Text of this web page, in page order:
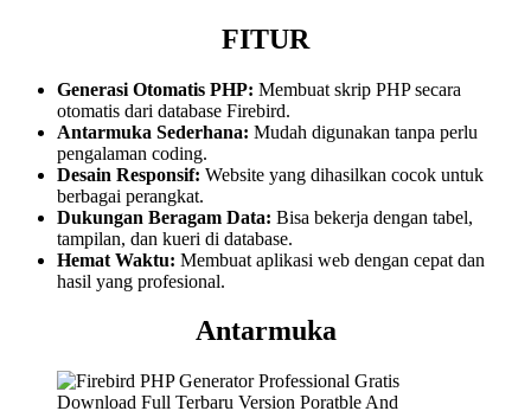
FITUR
Generasi Otomatis PHP: Membuat skrip PHP secara
otomatis dari database Firebird.
Antarmuka Sederhana: Mudah digunakan tanpa perlu
pengalaman coding.
Desain Responsif: Website yang dihasilkan cocok untuk
berbagai perangkat.
Dukungan Beragam Data: Bisa bekerja dengan tabel,
tampilan, dan kueri di database.
Hemat Waktu: Membuat aplikasi web dengan cepat dan
hasil yang profesional.
Antarmuka